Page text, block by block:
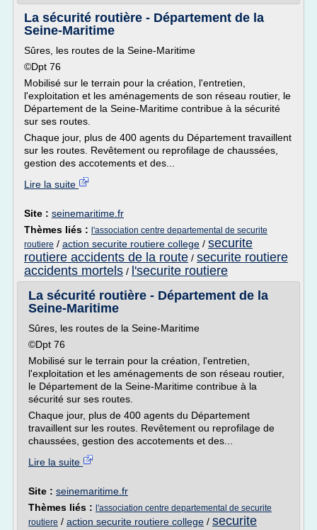
La sécurité routière - Département de la
Seine-Maritime
Sûres, les routes de la Seine-Maritime
©Dpt 76
Mobilisé sur le terrain pour la création, l'entretien,
l'exploitation et les aménagements de son réseau routier, le
Département de la Seine-Maritime contribue à la sécurité
sur ses routes.
Chaque jour, plus de 400 agents du Département travaillent
sur les routes. Revêtement ou reprofilage de chaussées,
gestion des accotements et des...
Lire la suite
Site : seinemaritime.fr
Thèmes liés : l'association centre departemental de securite
routiere / action securite routiere college / securite
routiere accidents de la route / securite routiere
accidents mortels / l'securite routiere
La sécurité routière - Département de la
Seine-Maritime
Sûres, les routes de la Seine-Maritime
©Dpt 76
Mobilisé sur le terrain pour la création, l'entretien,
l'exploitation et les aménagements de son réseau routier,
le Département de la Seine-Maritime contribue à la
sécurité sur ses routes.
Chaque jour, plus de 400 agents du Département
travaillent sur les routes. Revêtement ou reprofilage de
chaussées, gestion des accotements et des...
Lire la suite
Site : seinemaritime.fr
Thèmes liés : l'association centre departemental de securite
routiere / action securite routiere college / securite